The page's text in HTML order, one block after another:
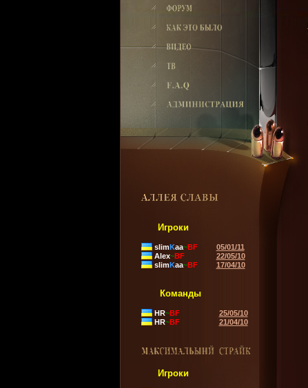
Игроки
slimKaa~BF
05/01/11
Alex~BF
22/05/10
slimKaa~BF 17/04/10
Команды
HR~BF
25/05/10
HR~BF 21/04/10
Игроки